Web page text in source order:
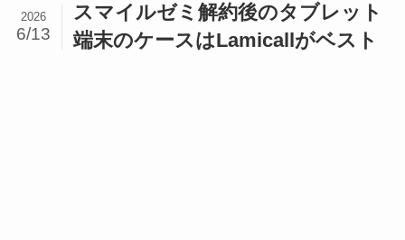
スマイルゼミ解約後のタブレット
端末のケースはLamicallがベスト
2026
6/13